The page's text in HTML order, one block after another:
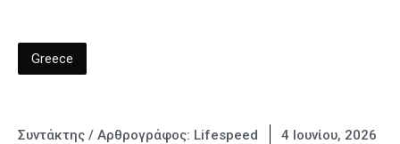
Greece
Συντάκτης / Αρθρογράφος: Lifespeed 4 Ιουνίου, 2026